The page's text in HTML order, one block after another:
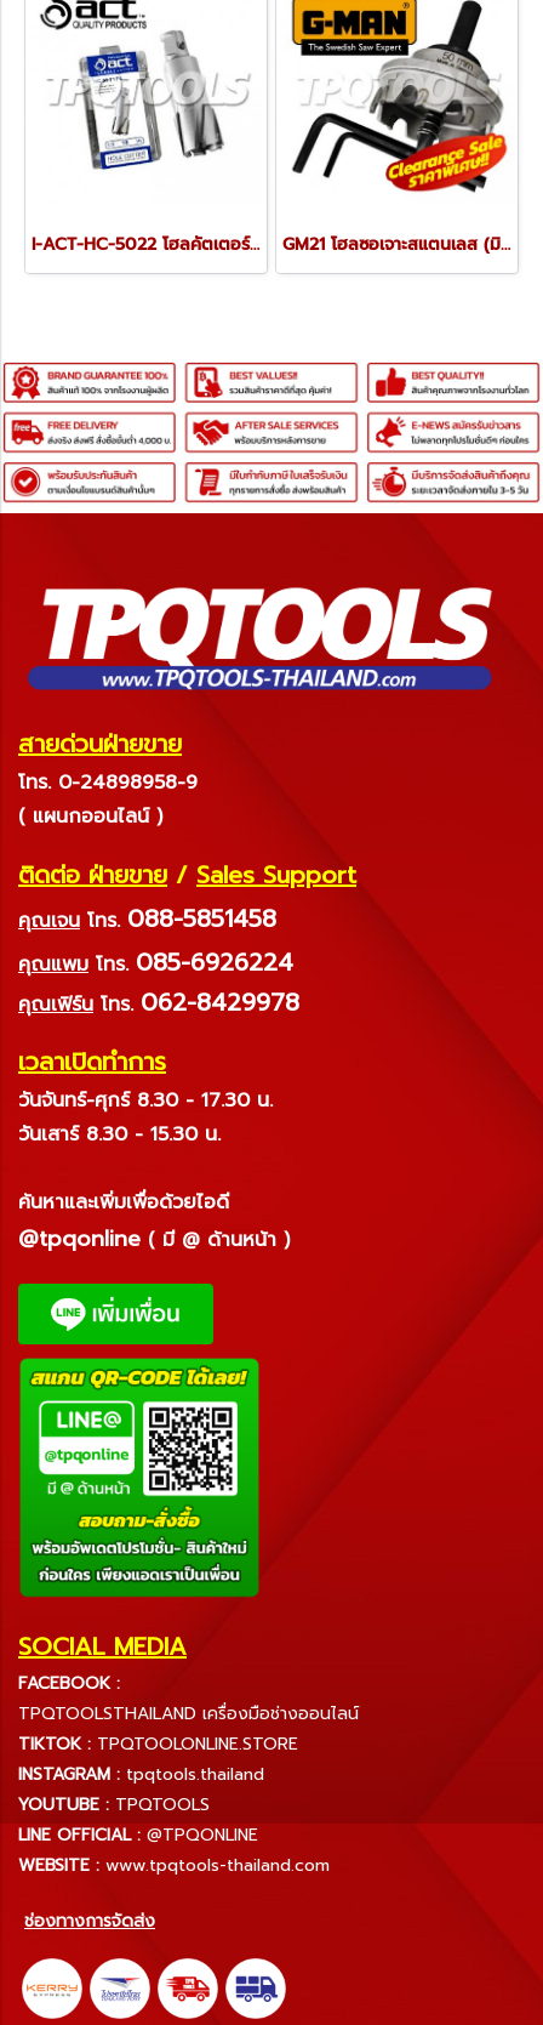
I-ACT-HC-5022 โฮลคัตเตอร์ทั่งเสตนคาร์ไบท์ เจาะลึก 50 มม. รุ่น ONE TOUCH GM21 โฮลซอเจาะสแตนเลส (มิล) G-MAN
สายด่วนฝ่ายขาย
โทร. 0-24898958-9
( แผนกออนไลน์ )
ติดต่อ ฝ่ายขาย / Sales Support
คุณเจน โทร. 088-5851458
คุณแพม โทร. 085-6926224
คุณเฟิร์น โทร. 062-8429978
เวลาเปิดทำการ
วันจันทร์-ศุกร์ 8.30 - 17.30 น.
วันเสาร์ 8.30 - 15.30 น.
ค้นหาและเพิ่มเพื่อด้วยไอดี
@tpqonline ( มี @ ด้านหน้า )
SOCIAL MEDIA
FACEBOOK :
TPQTOOLSTHAILAND เครื่องมือช่างออนไลน์
TIKTOK : TPQTOOLONLINE.STORE
INSTAGRAM : tpqtools.thailand
YOUTUBE : TPQTOOLS
LINE OFFICIAL : @TPQONLINE
WEBSITE : www.tpqtools-thailand.com
ช่องทางการจัดส่ง